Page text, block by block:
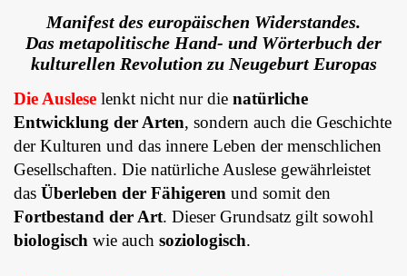
Manifest des europäischen Widerstandes.
Das metapolitische Hand- und Wörterbuch der
kulturellen Revolution zu Neugeburt Europas
Die Auslese lenkt nicht nur die natürliche
Entwicklung der Arten, sondern auch die Geschichte
der Kulturen und das innere Leben der menschlichen
Gesellschaf­ten. Die natürliche Auslese gewährleistet
das Überleben der Fähigeren und somit den
Fortbestand der Art. Dieser Grundsatz gilt sowohl
biologisch wie auch soziologisch.